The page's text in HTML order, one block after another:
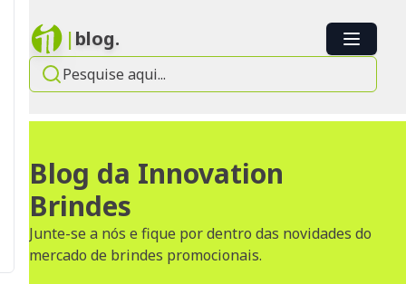
|blog.
Blog da Innovation
Brindes
Junte-se a nós e fique por dentro das novidades do
mercado de brindes promocionais.